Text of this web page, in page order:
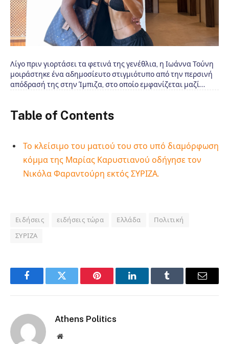
Λίγο πριν γιορτάσει τα φετινά της γενέθλια, η Ιωάννα Τούνη
μοιράστηκε ένα αδημοσίευτο στιγμιότυπο από την περσινή
απόδρασή της στην Ίμπιζα, στο οποίο εμφανίζεται μαζί…
Table of Contents
Το κλείσιμο του ματιού του στο υπό διαμόρφωση
κόμμα της Μαρίας Καρυστιανού οδήγησε τον
Νικόλα Φαραντούρη εκτός ΣΥΡΙΖΑ.
Ειδήσεις ειδήσεις τώρα Ελλάδα Πολιτική
ΣΥΡΙΖΑ
FacebookTwitter Pinterest LinkedInTumblr Email
Athens Politics
Website